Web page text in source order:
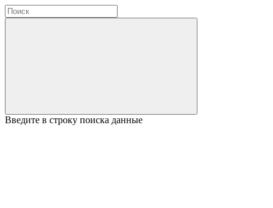
Введите в строку поиска данные